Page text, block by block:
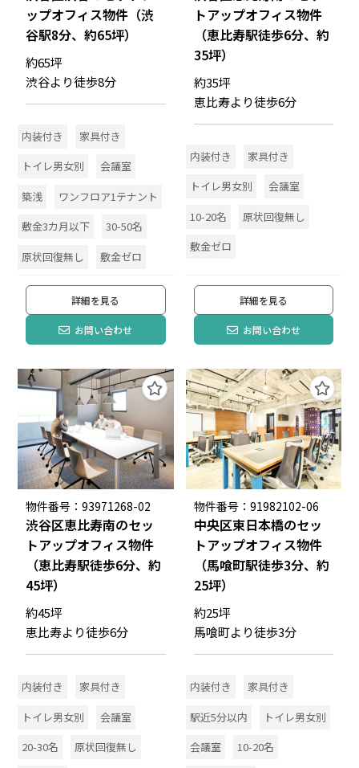
ップオフィス物件（渋
谷駅8分、約65坪）
約65坪
渋谷より徒歩8分
内装付き
家具付き
トイレ男女別
会議室
築浅
ワンフロア1テナント
敷金3カ月以下
30-50名
原状回復無し
敷金ゼロ
詳細を見る
お問い合わせ
トアップオフィス物件
（恵比寿駅徒歩6分、約
35坪）
約35坪
恵比寿より徒歩6分
内装付き
家具付き
トイレ男女別
会議室
10-20名
原状回復無し
敷金ゼロ
詳細を見る
お問い合わせ
物件番号：93971268-02
渋谷区恵比寿南のセッ
トアップオフィス物件
（恵比寿駅徒歩6分、約
45坪）
約45坪
恵比寿より徒歩6分
内装付き
家具付き
トイレ男女別
会議室
20-30名
原状回復無し
物件番号：91982102-06
中央区東日本橋のセッ
トアップオフィス物件
（馬喰町駅徒歩3分、約
25坪）
約25坪
馬喰町より徒歩3分
内装付き
家具付き
駅近5分以内
トイレ男女別
会議室
10-20名